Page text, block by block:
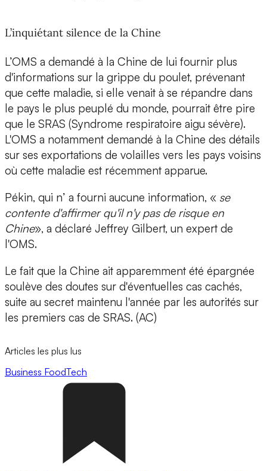
L’inquiétant silence de la Chine
L’OMS a demandé à la Chine de lui fournir plus
d'informations sur la grippe du poulet, prévenant
que cette maladie, si elle venait à se répandre dans
le pays le plus peuplé du monde, pourrait être pire
que le SRAS (Syndrome respiratoire aigu sévère).
L'OMS a notamment demandé à la Chine des détails
sur ses exportations de volailles vers les pays voisins
où cette maladie est récemment apparue.
Pékin, qui n’ a fourni aucune information, « se
contente d'affirmer qu'il n'y pas de risque en
Chine», a déclaré Jeffrey Gilbert, un expert de
l'OMS.
Le fait que la Chine ait apparemment été épargnée
soulève des doutes sur d'éventuelles cas cachés,
suite au secret maintenu l'année par les autorités sur
les premiers cas de SRAS. (AC)
Articles les plus lus
Business FoodTech